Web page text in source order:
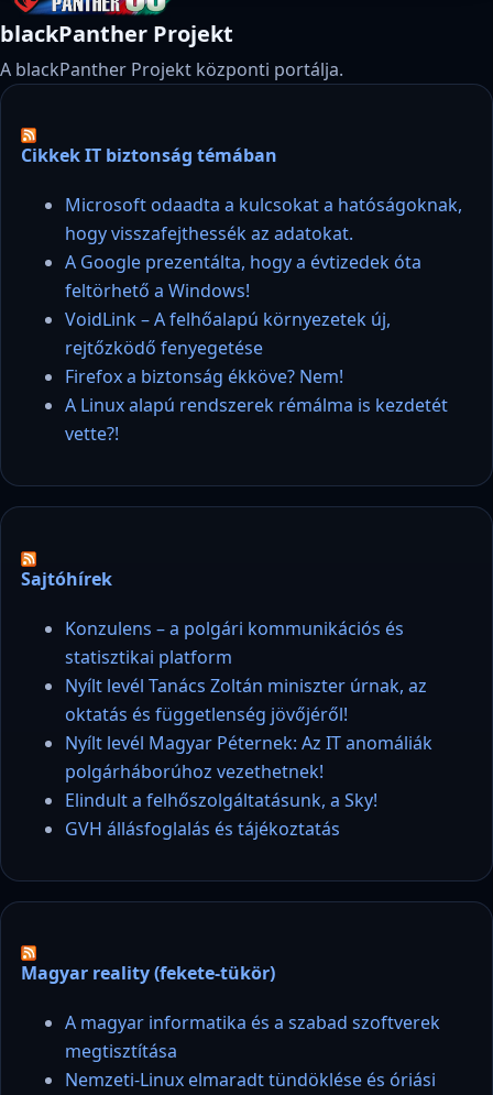
blackPanther Projekt
A blackPanther Projekt központi portálja.
Cikkek IT biztonság témában
Microsoft odaadta a kulcsokat a hatóságoknak,
hogy visszafejthessék az adatokat.
A Google prezentálta, hogy a évtizedek óta
feltörhető a Windows!
VoidLink – A felhőalapú környezetek új,
rejtőzködő fenyegetése
Firefox a biztonság ékköve? Nem!
A Linux alapú rendszerek rémálma is kezdetét
vette?!
Sajtóhírek
Konzulens – a polgári kommunikációs és
statisztikai platform
Nyílt levél Tanács Zoltán miniszter úrnak, az
oktatás és függetlenség jövőjéről!
Nyílt levél Magyar Péternek: Az IT anomáliák
polgárháborúhoz vezethetnek!
Elindult a felhőszolgáltatásunk, a Sky!
GVH állásfoglalás és tájékoztatás
Magyar reality (fekete-tükör)
A magyar informatika és a szabad szoftverek
megtisztítása
Nemzeti-Linux elmaradt tündöklése és óriási